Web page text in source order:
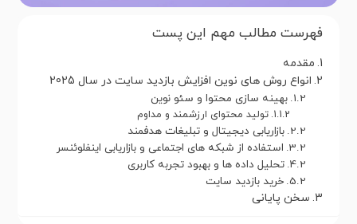
فهرست مطالب مهم این پست
مقدمه
انواع روش های نوین افزایش بازدید سایت در سال 2025
بهینه سازی محتوا و سئو نوین
تولید محتوای ارزشمند و مداوم
بازاریابی دیجیتال و تبلیغات هدفمند
استفاده از شبکه های اجتماعی و بازاریابی اینفلوئنسر
تحلیل داده ها و بهبود تجربه کاربری
خرید بازدید سایت
سخن پایانی